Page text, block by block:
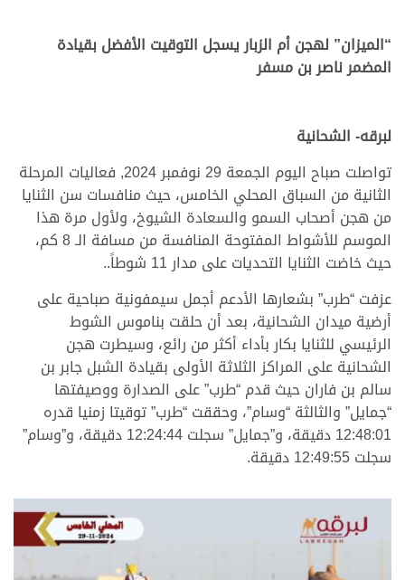
“الميزان” لهجن أم الزبار يسجل التوقيت الأفضل بقيادة
المضمر ناصر بن مسفر
لبرقه- الشحانية
تواصلت صباح اليوم الجمعة 29 نوفمبر 2024, فعاليات المرحلة
الثانية من السباق المحلي الخامس، حيث منافسات سن الثنايا
من هجن أصحاب السمو والسعادة الشيوخ، ولأول مرة هذا
الموسم للأشواط المفتوحة المنافسة من مسافة الـ 8 كم،
حيث خاضت الثنايا التحديات على مدار 11 شوطاً..
عزفت “طرب” بشعارها الأدعم أجمل سيمفونية صباحية على
أرضية ميدان الشحانية، بعد أن حلقت بناموس الشوط
الرئيسي للثنايا بكار بأداء أكثر من رائع، وسيطرت هجن
الشحانية على المراكز الثلاثة الأولى بقيادة الشبل جابر بن
سالم بن فاران حيث قدم “طرب” على الصدارة ووصيفتها
“جمايل” والثالثة “وسام”، وحققت “طرب” توقيتا زمنيا قدره
12:48:01 دقيقة، و”جمايل” سجلت 12:24:44 دقيقة، و”وسام”
سجلت 12:49:55 دقيقة.